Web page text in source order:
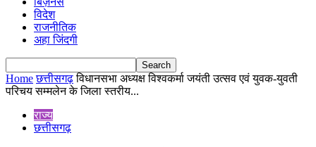
विदेश
राजनीतिक
अहा जिंदगी
Home छत्तीसगढ़ विधानसभा अध्यक्ष विश्वकर्मा जयंती उत्सव एवं युवक-युवती
परिचय सम्मलेन के जिला स्तरीय...
राज्य
छत्तीसगढ़